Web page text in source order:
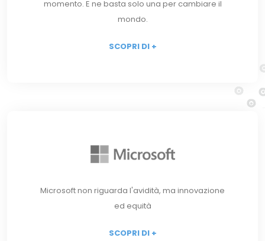
momento. E ne basta solo una per cambiare il
mondo.
SCOPRI DI +
Microsoft non riguarda l'avidità, ma innovazione
ed equità
SCOPRI DI +